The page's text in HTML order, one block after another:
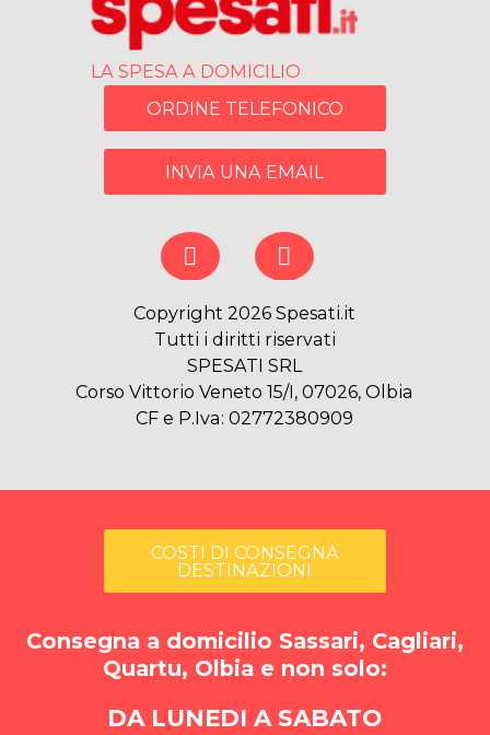
LA SPESA A DOMICILIO
ORDINE TELEFONICO
INVIA UNA EMAIL
Copyright 2026 Spesati.it
Tutti i diritti riservati
SPESATI SRL
Corso Vittorio Veneto 15/I, 07026, Olbia
CF e P.Iva: 02772380909
COSTI DI CONSEGNA
DESTINAZIONI
Consegna a domicilio Sassari, Cagliari,
Quartu, Olbia e non solo:
DA LUNEDI A SABATO